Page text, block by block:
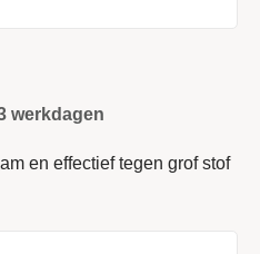
werkdagen
en effectief tegen grof stof